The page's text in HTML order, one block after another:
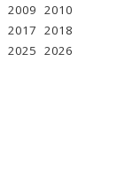
2009 2010
2017 2018
2025 2026